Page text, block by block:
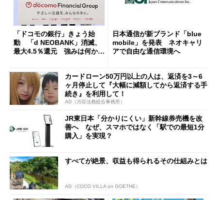
「ドコモの銀行」きょう始
動 「d NEOBANK」消滅、
最大4.5％還元 強みは何か解
日本通信が新ブランド「blue
mobile」を発表 ネオキャリ
アで自由な通信環境へ
カードローン50万円以上の人は、返済を3～6
ヶ月停止して『大幅に減額してから返済する手
続き』を利用して！
AD（渋谷法務総合事務所）
JR東日本「分かりにくい」新幹線券売機を改
善へ なぜ、スマホではなく「駅での最短1分
購入」を実現？
すべてが絶景、収益も得られるその仕組みとは
AD（COCO VILLA on GOETHE）